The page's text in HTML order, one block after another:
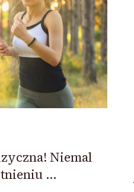
Niemal
…